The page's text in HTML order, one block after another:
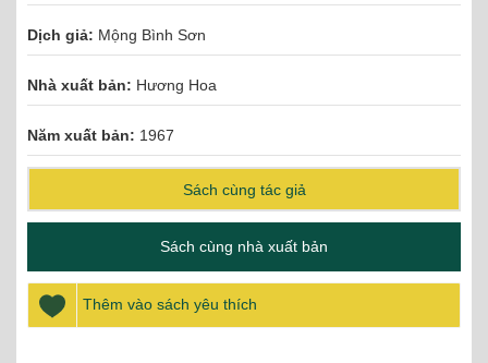
Dịch giả: Mộng Bình Sơn
Nhà xuất bản: Hương Hoa
Năm xuất bản: 1967
Sách cùng tác giả
Sách cùng nhà xuất bản
Thêm vào sách yêu thích